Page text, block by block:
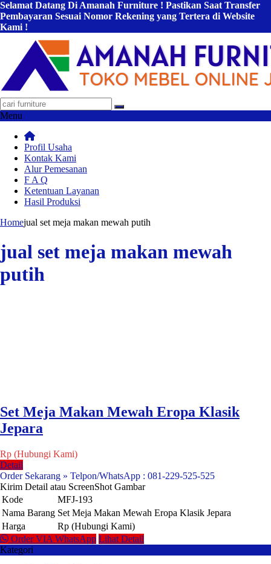
Selamat Datang Di Amanah Furniture ! Pastikan Saat Transfer
Pembayaran Sesuai Nomor Rekening yang Tertera di Website
Kami !
Menu
Profil Usaha
Kontak Kami
Alur Pemesanan
F A Q
Ketentuan Layanan
Hasil Produksi
Homejual set meja makan mewah putih
jual set meja makan mewah
putih
Set Meja Makan Mewah Eropa Klasik
Jepara
Rp (Hubungi Kami)
Detail
Order Sekarang » Telpon/WhatsApp : 081-229-525-525
Kirim Detail atau ScreenShot Gambar
Kode
MFJ-193
Nama Barang Set Meja Makan Mewah Eropa Klasik Jepara
Harga
Rp (Hubungi Kami)
Order VIA WhatsApp Lihat Detail
Kategori